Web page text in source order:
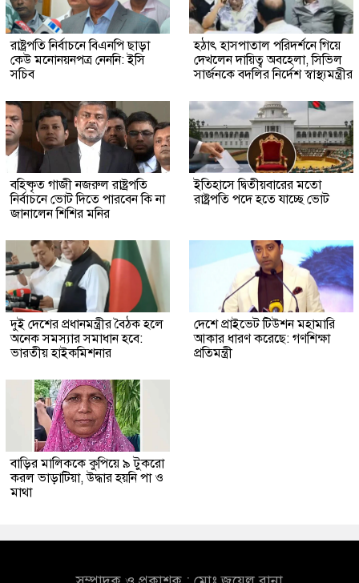
রাষ্ট্রপতি নির্বাচনে বিএনপি ছাড়া
কেউ মনোনয়নপত্র নেননি: ইসি
সচিব
হঠাৎ হাসপাতাল পরিদর্শনে গিয়ে
দেখলেন দায়িত্ব অবহেলা, সিভিল
সার্জনকে বদলির নির্দেশ স্বাস্থ্যমন্ত্রীর
বহিষ্কৃত গাজী নজরুল রাষ্ট্রপতি
নির্বাচনে ভোট দিতে পারবেন কি না
জানালেন শিশির মনির
ইতিহাসে দ্বিতীয়বারের মতো
রাষ্ট্রপতি পদে হতে যাচ্ছে ভোট
দুই দেশের প্রধানমন্ত্রীর বৈঠক হলে
অনেক সমস্যার সমাধান হবে:
ভারতীয় হাইকমিশনার
দেশে প্রাইভেট টিউশন মহামারি
আকার ধারণ করেছে: গণশিক্ষা
প্রতিমন্ত্রী
বাড়ির মালিককে কুপিয়ে ৯ টুকরো
করল ভাড়াটিয়া, উদ্ধার হয়নি পা ও
মাথা